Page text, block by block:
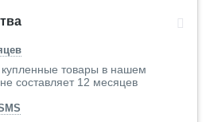
купленные товары в нашем
составляет 12 месяцев